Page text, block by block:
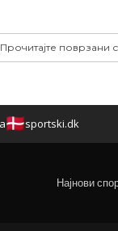
Прочитајте поврзани
sportski.dk
Најнови